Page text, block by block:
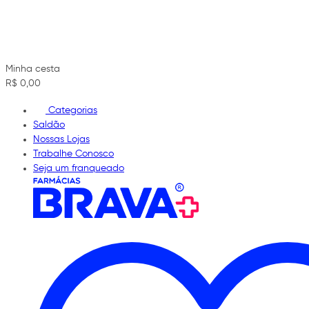
Minha cesta
R$ 0,00
Categorias
Saldão
Nossas Lojas
Trabalhe Conosco
Seja um franqueado